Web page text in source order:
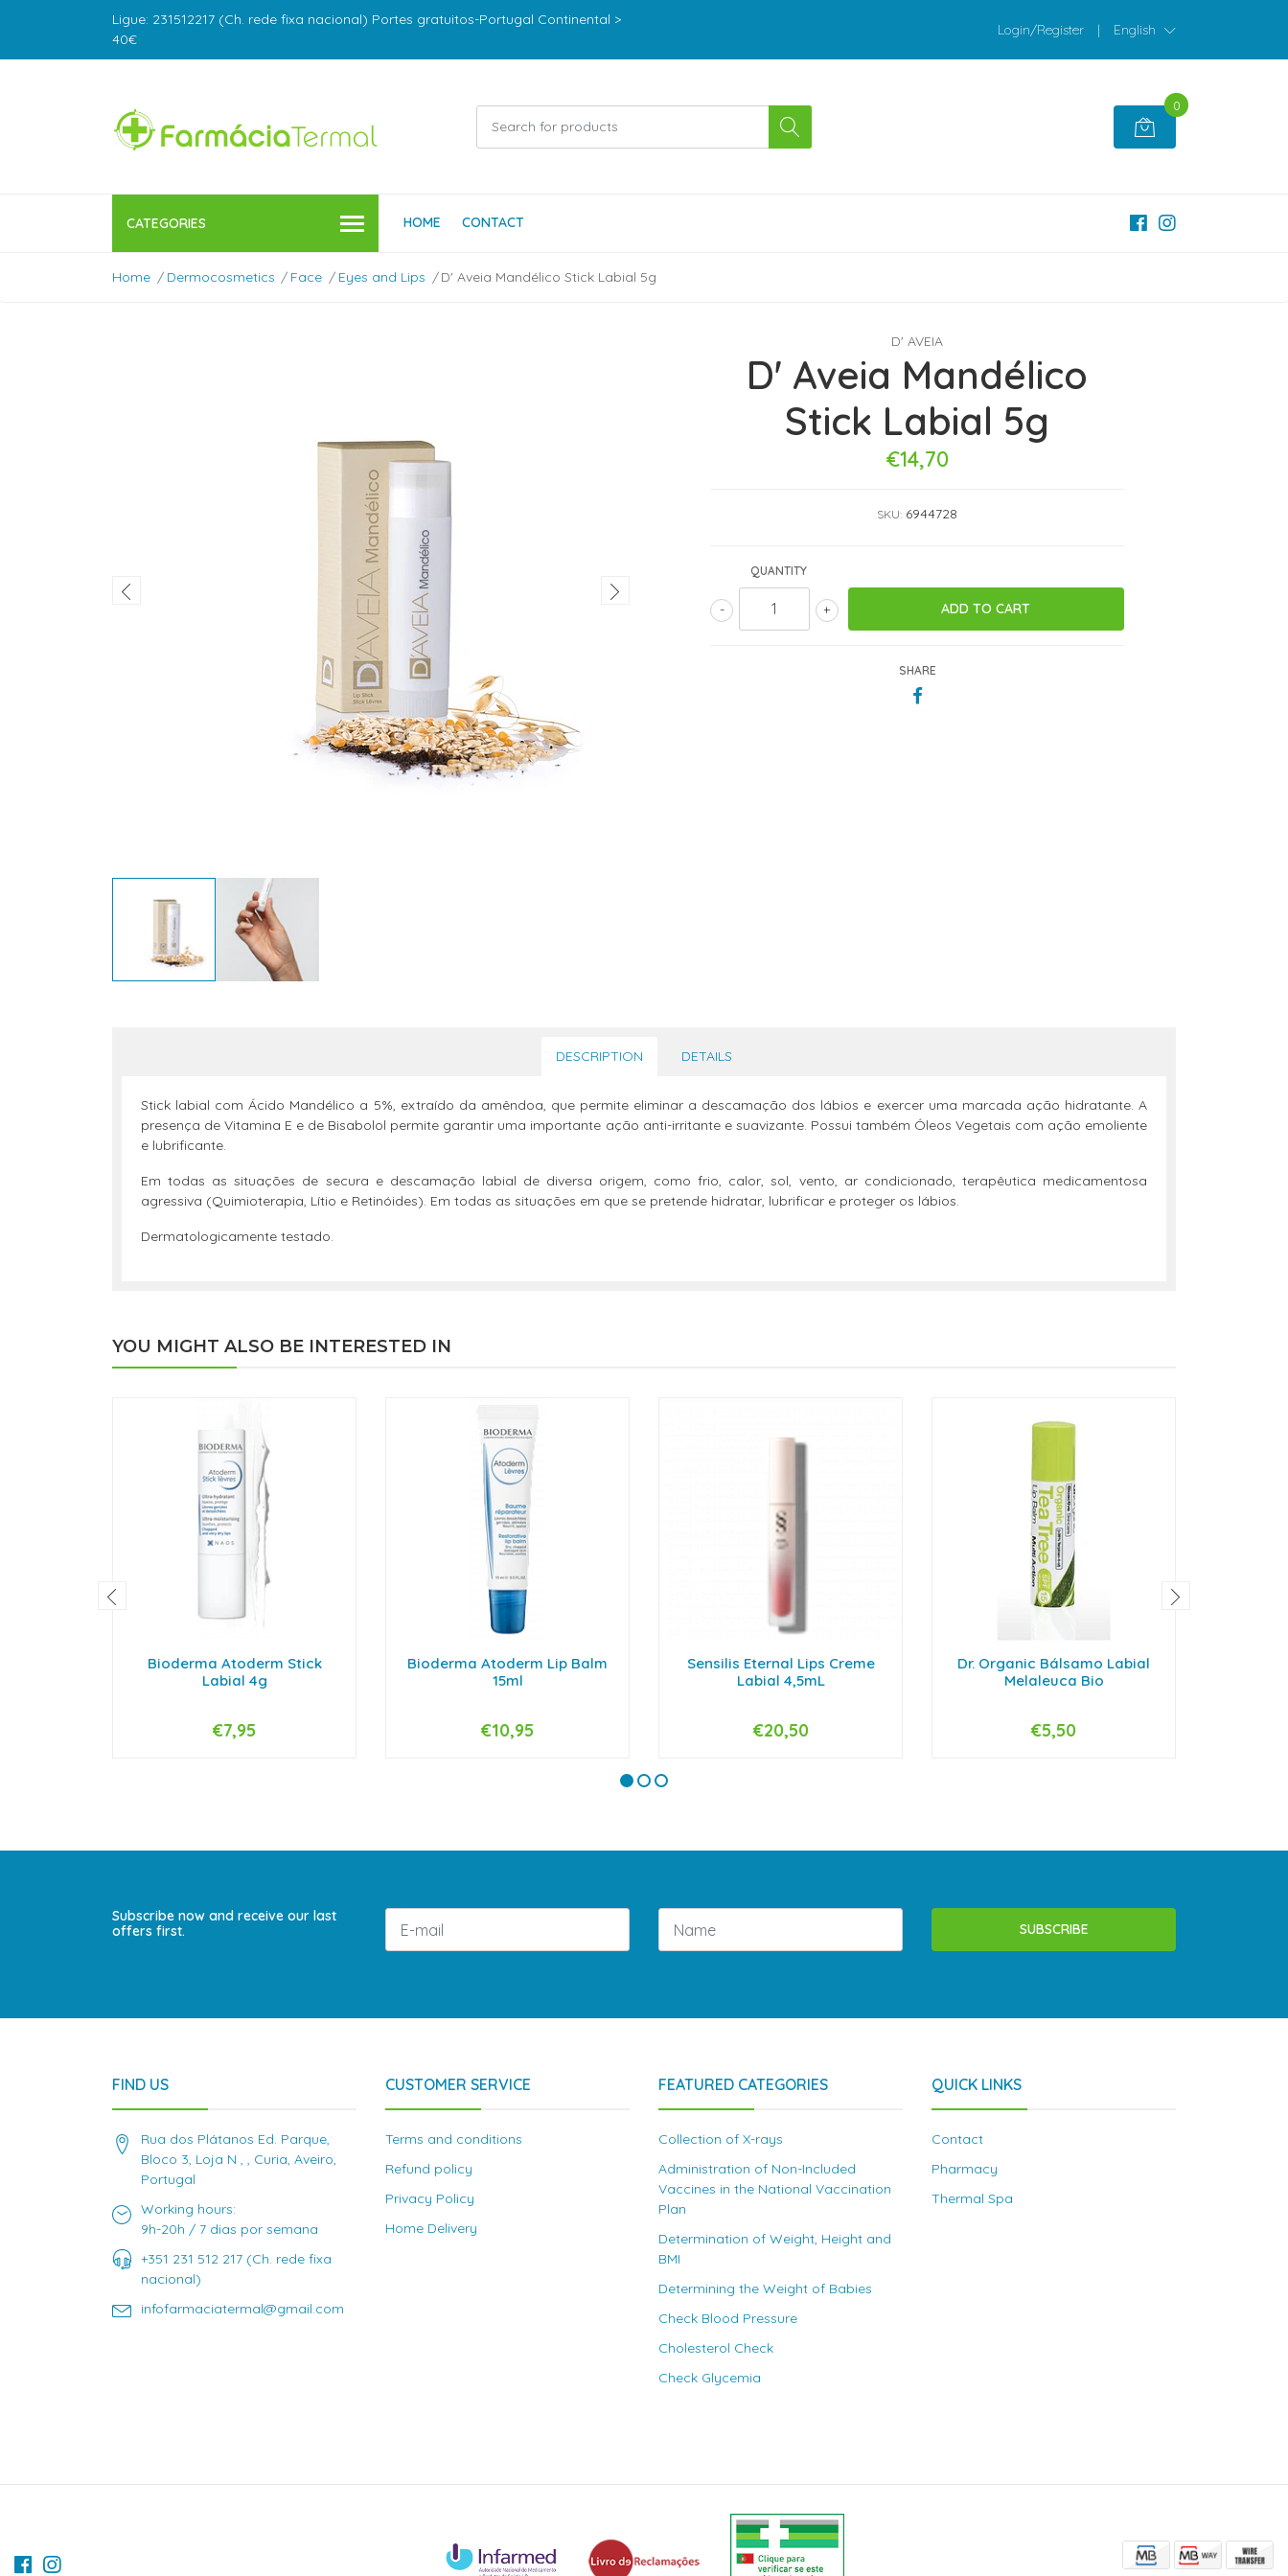
Ligue: 231512217 (Ch. rede fixa nacional) Portes gratuitos-Portugal Continental >
40€
Login/Register | English
0
CATEGORIES HOME CONTACT
Home Dermocosmetics Face Eyes and Lips D' Aveia Mandélico Stick Labial 5g
D' AVEIA
D' Aveia Mandélico
Stick Labial 5g
€14,70
SKU: 6944728
QUANTITY
+
-
SHARE
DESCRIPTION DETAILS
Stick labial com Ácido Mandélico a 5%, extraído da amêndoa, que permite eliminar a descamação dos lábios e exercer uma marcada ação hidratante. A
presença de Vitamina E e de Bisabolol permite garantir uma importante ação anti-irritante e suavizante. Possui também Óleos Vegetais com ação emoliente
e lubrificante.
Em todas as situações de secura e descamação labial de diversa origem, como frio, calor, sol, vento, ar condicionado, terapêutica medicamentosa
agressiva (Quimioterapia, Lítio e Retinóides). Em todas as situações em que se pretende hidratar, lubrificar e proteger os lábios.
Dermatologicamente testado.
YOU MIGHT ALSO BE INTERESTED IN
Bioderma Atoderm Stick
Labial 4g
+
€7,95
Bioderma Atoderm Lip Balm
15ml
+
€10,95
Sensilis Eternal Lips Creme
Labial 4,5mL
VIEW OPTIONS
€20,50
Dr. Organic Bálsamo Labial
Melaleuca Bio
+
€5,50
Subscribe now and receive our last
offers first.
SUBSCRIBE
FIND US
Rua dos Plátanos Ed. Parque,
Bloco 3, Loja N , , Curia, Aveiro,
Portugal
Working hours:
9h-20h / 7 dias por semana
+351 231 512 217 (Ch. rede fixa
nacional)
infofarmaciatermal@gmail.com
CUSTOMER SERVICE
Terms and conditions
Refund policy
Privacy Policy
Home Delivery
FEATURED CATEGORIES
Collection of X-rays
Administration of Non-Included
Vaccines in the National Vaccination
Plan
Determination of Weight, Height and
BMI
Determining the Weight of Babies
Check Blood Pressure
Cholesterol Check
Check Glycemia
QUICK LINKS
Contact
Pharmacy
Thermal Spa